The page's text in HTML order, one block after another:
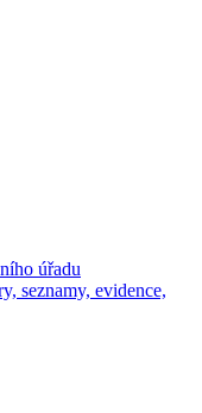
úřadu
seznamy, evidence,